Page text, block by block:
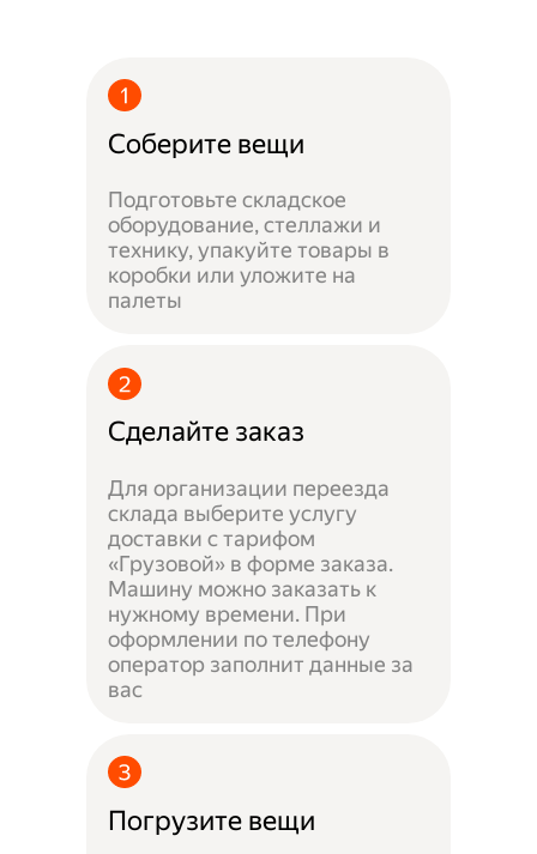
Соберите вещи
Подготовьте складское
оборудование, стеллажи и
технику, упакуйте товары в
коробки или уложите на
палеты
Сделайте заказ
Для организации переезда
склада выберите услугу
доставки с тарифом
«Грузовой» в форме заказа.
Машину можно заказать к
нужному времени. При
оформлении по телефону
оператор заполнит данные за
вас
Погрузите вещи